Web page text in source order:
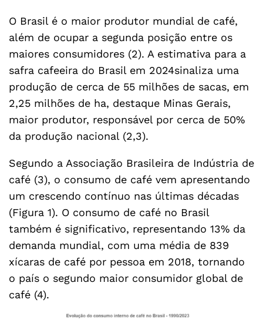
O Brasil é o maior produtor mundial de café,
além de ocupar a segunda posição entre os
maiores consumidores (2). A estimativa para a
safra cafeeira do Brasil em 2024sinaliza uma
produção de cerca de 55 milhões de sacas, em
2,25 milhões de ha, destaque Minas Gerais,
maior produtor, responsável por cerca de 50%
da produção nacional (2,3).
Segundo a Associação Brasileira de Indústria de
café (3), o consumo de café vem apresentando
um crescendo contínuo nas últimas décadas
(Figura 1). O consumo de café no Brasil
também é significativo, representando 13% da
demanda mundial, com uma média de 839
xícaras de café por pessoa em 2018, tornando
o país o segundo maior consumidor global de
café (4).